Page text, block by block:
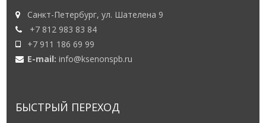
Санкт-Петербург, ул. Шателена 9
+7 812 983 83 84
+7 911 186 69 99
E-mail:info@ksenonspb.ru
БЫСТРЫЙ ПЕРЕХОД